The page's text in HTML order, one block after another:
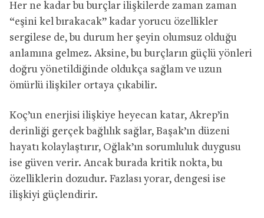
Her ne kadar bu burçlar ilişkilerde zaman zaman
“eşini kel bırakacak” kadar yorucu özellikler
sergilese de, bu durum her şeyin olumsuz olduğu
anlamına gelmez. Aksine, bu burçların güçlü yönleri
doğru yönetildiğinde oldukça sağlam ve uzun
ömürlü ilişkiler ortaya çıkabilir.
Koç’un enerjisi ilişkiye heyecan katar, Akrep’in
derinliği gerçek bağlılık sağlar, Başak’ın düzeni
hayatı kolaylaştırır, Oğlak’ın sorumluluk duygusu
ise güven verir. Ancak burada kritik nokta, bu
özelliklerin dozudur. Fazlası yorar, dengesi ise
ilişkiyi güçlendirir.